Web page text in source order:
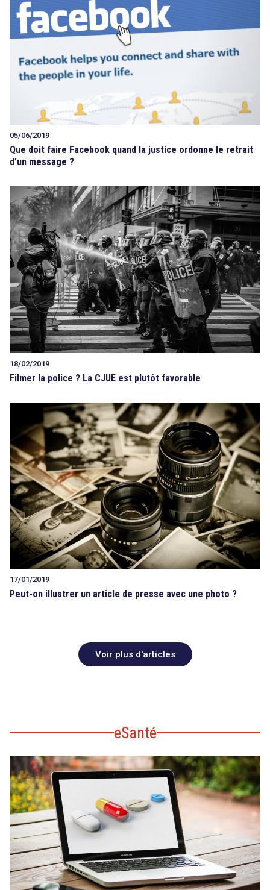
05/06/2019
Que doit faire Facebook quand la justice ordonne le retrait
d’un message ?
18/02/2019
Filmer la police ? La CJUE est plutôt favorable
17/01/2019
Peut-on illustrer un article de presse avec une photo ?
Voir plus d'articles
eSanté
search